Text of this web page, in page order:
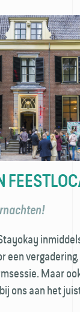
een
Maar
ons aan het